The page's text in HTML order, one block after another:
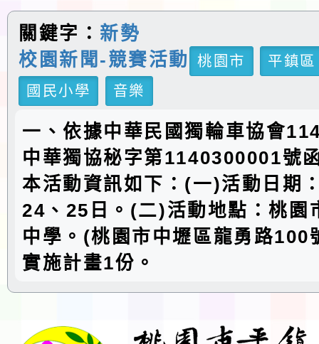
關鍵字： 新勢
校園新聞-競賽活動
桃園市
平鎮區
國民小學
音樂
一、依據中華民國獨輪車協會
中華獨協秘字第1140300001號
本活動資訊如下：(一)活動日期
24、25日。(二)活動地點：桃園
中學。(桃園市中壢區龍勇路100
實施計畫1份。